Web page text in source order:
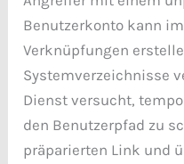
Benutzerkonto kann
Verknüpfungen
Systemverzeichnisse
Dienst versucht,
den Benutzerpfad zu
präparierten Link und